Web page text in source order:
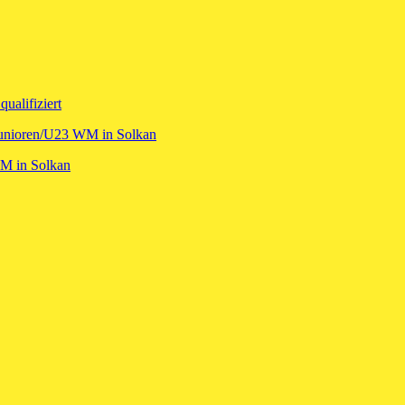
U23 WM in Solkan
in Solkan